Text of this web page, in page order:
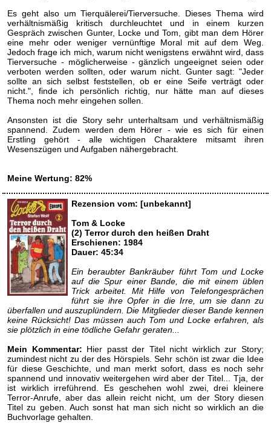
Es geht also um Tierquälerei/Tierversuche. Dieses Thema wird
verhältnismäßig kritisch durchleuchtet und in einem kurzen
Gespräch zwischen Gunter, Locke und Tom, gibt man dem Hörer
eine mehr oder weniger vernünftige Moral mit auf dem Weg.
Jedoch frage ich mich, warum nicht wenigstens erwähnt wird, dass
Tierversuche - möglicherweise - gänzlich ungeeignet seien oder
verboten werden sollten, oder warum nicht. Gunter sagt: "Jeder
sollte an sich selbst feststellen, ob er eine Seife verträgt oder
nicht.", finde ich persönlich richtig, nur hätte man auf dieses
Thema noch mehr eingehen sollen.
Ansonsten ist die Story sehr unterhaltsam und verhältnismäßig
spannend. Zudem werden dem Hörer - wie es sich für einen
Erstling gehört - alle wichtigen Charaktere mitsamt ihren
Wesenszügen und Aufgaben nähergebracht.
Meine Wertung: 82%
Rezension vom: [unbekannt]
Tom & Locke
(2) Terror durch den heißen Draht
Erschienen: 1984
Dauer: 45:34
Ein beraubter Bankräuber führt Tom und Locke
auf die Spur einer Bande, die mit einem üblen
Trick arbeitet. Mit Hilfe von Telefongesprächen
führt sie ihre Opfer in die Irre, um sie dann zu
überfallen und auszuplündern. Die Mitglieder dieser Bande kennen
keine Rücksicht! Das müssen auch Tom und Locke erfahren, als
sie plötzlich in eine tödliche Gefahr geraten...
Mein Kommentar: Hier passt der Titel nicht wirklich zur Story;
zumindest nicht zu der des Hörspiels. Sehr schön ist zwar die Idee
für diese Geschichte, und man merkt sofort, dass es noch sehr
spannend und innovativ weitergehen wird aber der Titel... Tja, der
ist wirklich irreführend. Es geschehen wohl zwei, drei kleinere
Terror-Anrufe, aber das allein reicht nicht, um der Story diesen
Titel zu geben. Auch sonst hat man sich nicht so wirklich an die
Buchvorlage gehalten.